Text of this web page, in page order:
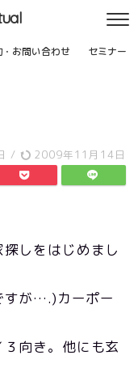
・お問い合わせ セミナー
/ 2009年11月14日
しをはじめまし
すが….)カーポー
向き。他にも玄